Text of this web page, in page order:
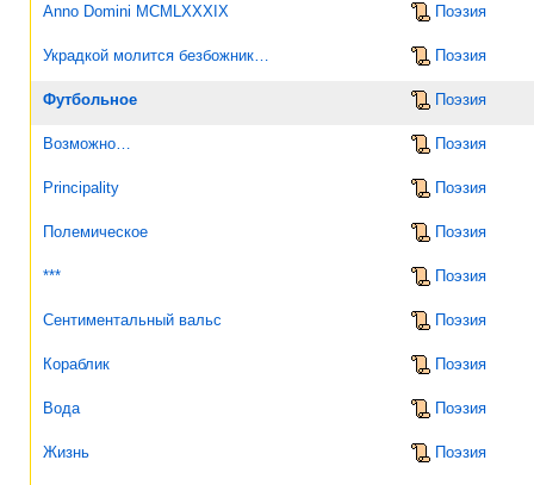
Anno Domini MCMLXXXIX Поэзия
Украдкой молится безбожник… Поэзия
Футбольное Поэзия
Возможно… Поэзия
Principality Поэзия
Полемическое Поэзия
*** Поэзия
Сентиментальный вальс Поэзия
Кораблик Поэзия
Вода Поэзия
Жизнь Поэзия